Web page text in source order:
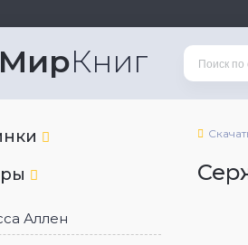
МирКниг
Аллен